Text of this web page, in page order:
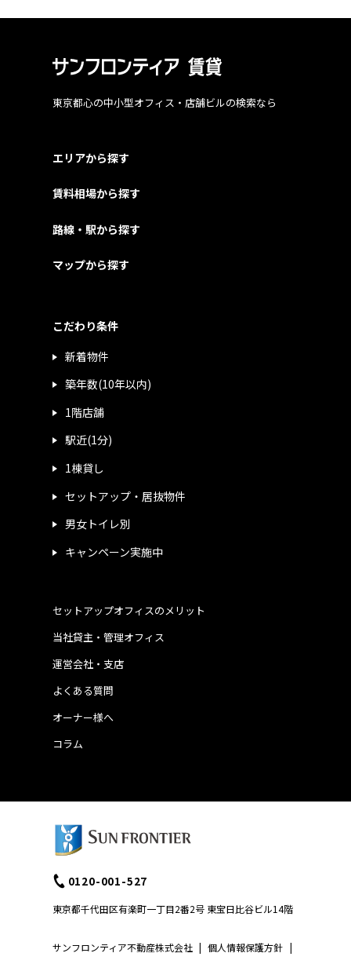
東京都心の中小型オフィス・店舗ビルの検索なら
エリアから探す
賃料相場から探す
路線・駅から探す
マップから探す
こだわり条件
新着物件
築年数(10年以内)
1階店舗
駅近(1分)
1棟貸し
セットアップ・居抜物件
男女トイレ別
キャンペーン実施中
運営会社・支店
よくある質問
当社貸主・管理オフィス
オーナー様へ
コラム
セットアップオフィスのメリット
サンフロンティア不動産株式会社 | 個人情報保護方針 |
0120-001-527
東京都千代田区有楽町一丁目2番2号 東宝日比谷ビル14階